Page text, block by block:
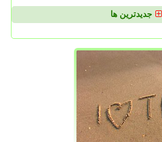
جدیدترین ها